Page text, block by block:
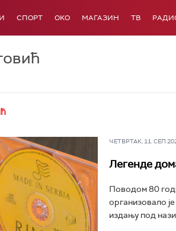
СПОРТ OKO МАГАЗИН ТВ
ЧЕТВРТАК, 11. СЕП
Легенде
Поводом 80
организовало
издању под